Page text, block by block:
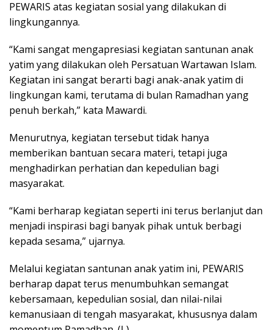
PEWARIS atas kegiatan sosial yang dilakukan di
lingkungannya.
“Kami sangat mengapresiasi kegiatan santunan anak
yatim yang dilakukan oleh Persatuan Wartawan Islam.
Kegiatan ini sangat berarti bagi anak-anak yatim di
lingkungan kami, terutama di bulan Ramadhan yang
penuh berkah,” kata Mawardi.
Menurutnya, kegiatan tersebut tidak hanya
memberikan bantuan secara materi, tetapi juga
menghadirkan perhatian dan kepedulian bagi
masyarakat.
“Kami berharap kegiatan seperti ini terus berlanjut dan
menjadi inspirasi bagi banyak pihak untuk berbagi
kepada sesama,” ujarnya.
Melalui kegiatan santunan anak yatim ini, PEWARIS
berharap dapat terus menumbuhkan semangat
kebersamaan, kepedulian sosial, dan nilai-nilai
kemanusiaan di tengah masyarakat, khususnya dalam